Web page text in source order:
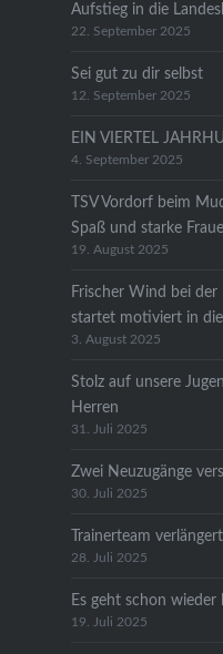
Aufstieg in die
22. September 2025
Sei gut zu dir selbst
12. September 2025
EIN VIERTEL
4. September 2025
TSV Vordorf beim
Spaß und starke
19. August 2025
Frischer Wind bei der
startet motiviert in die
3. August 2025
Stolz auf unsere
Herren
31. Juli 2025
Zwei Neuzugänge
30. Juli 2025
Trainerteam
28. Juli 2025
Es geht schon wieder
19. Juli 2025